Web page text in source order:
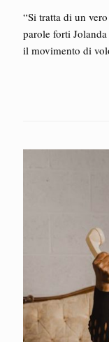
“Si tratta di un
parole forti
il movimento di